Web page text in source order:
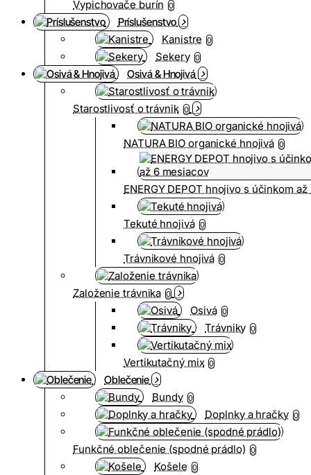
Vypichovače burín 0
Príslušenstvo
Kanistre 0
Sekery 0
Osivá & Hnojivá
Starostlivosť o trávnik 0
NATURA BIO organické hnojivá 0
ENERGY DEPOT hnojivo s účinkom
Tekuté hnojivá 0
Trávnikové hnojivá 0
Založenie trávnika 0
Osivá 0
Trávniky 0
Vertikutačný mix 0
Oblečenie
Bundy 0
Doplnky a hračky 0
Funkčné oblečenie (spodné prádlo) 0
Košele 0